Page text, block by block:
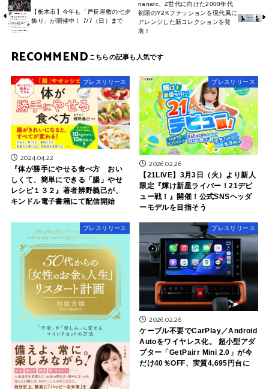
【栃木市】今年も「戸長屋敷の七夕
飾り」が開催中！ 7/7（日）まで
nanarc、Z世代に向けた2000年代
初頭のY2Kファッションを現代風に
アレンジした新コレクションを発
表！
RECOMMEND
プレスリリース
2024.04.22
『体が勝手にやせる食べ方 おい
しくて、簡単にできる「腸」やせ
レシピ１３２』著者辨野義己が、
キンドル電子書籍にて配信開始
プレスリリース
2026.02.26
【21LIVE】3月3日（火）より新人
限定『輝け新星ライバー！21デビ
ュー戦！』開催！公式SNSヘッダ
ーモデルを目指そう
プレスリリース プレスリリース
2026.02.26
ケーブル不要でCarPlay／Android
Autoをワイヤレス化。 超小型アダ
プター「GetPairr Mini 2.0」が今
だけ40％OFF、実質4,695円台に